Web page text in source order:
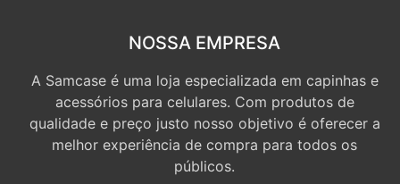
NOSSA EMPRESA
A Samcase é uma loja especializada em capinhas e
acessórios para celulares. Com produtos de
qualidade e preço justo nosso objetivo é oferecer a
melhor experiência de compra para todos os
públicos.